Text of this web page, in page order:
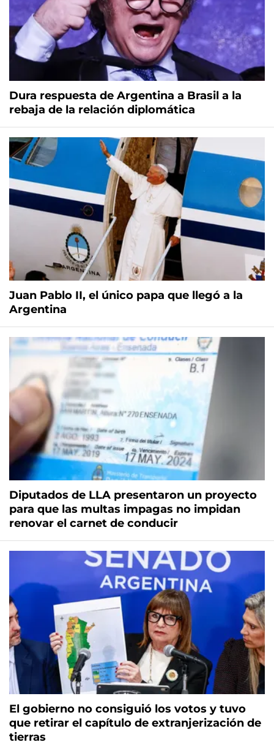
Dura respuesta de Argentina a Brasil a la
rebaja de la relación diplomática
Juan Pablo II, el único papa que llegó a la
Argentina
Diputados de LLA presentaron un proyecto
para que las multas impagas no impidan
renovar el carnet de conducir
El gobierno no consiguió los votos y tuvo
que retirar el capítulo de extranjerización de
tierras